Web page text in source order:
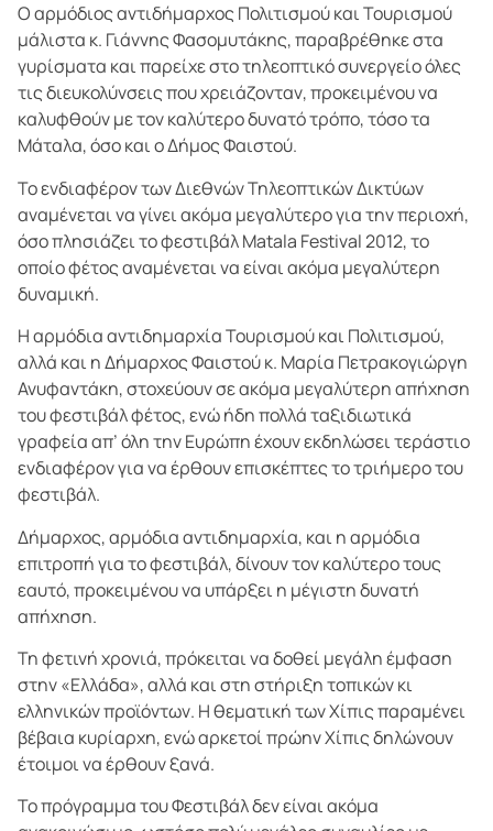
Ο αρμόδιος αντιδήμαρχος Πολιτισμού και Τουρισμού
μάλιστα κ. Γιάννης Φασομυτάκης, παραβρέθηκε στα
γυρίσματα και παρείχε στο τηλεοπτικό συνεργείο όλες
τις διευκολύνσεις που χρειάζονταν, προκειμένου να
καλυφθούν με τον καλύτερο δυνατό τρόπο, τόσο τα
Μάταλα, όσο και ο Δήμος Φαιστού.
Το ενδιαφέρον των Διεθνών Τηλεοπτικών Δικτύων
αναμένεται να γίνει ακόμα μεγαλύτερο για την περιοχή,
όσο πλησιάζει το φεστιβάλ Matala Festival 2012, το
οποίο φέτος αναμένεται να είναι ακόμα μεγαλύτερη
δυναμική.
Η αρμόδια αντιδημαρχία Τουρισμού και Πολιτισμού,
αλλά και η Δήμαρχος Φαιστού κ. Μαρία Πετρακογιώργη
Ανυφαντάκη, στοχεύουν σε ακόμα μεγαλύτερη απήχηση
του φεστιβάλ φέτος, ενώ ήδη πολλά ταξιδιωτικά
γραφεία απ’ όλη την Ευρώπη έχουν εκδηλώσει τεράστιο
ενδιαφέρον για να έρθουν επισκέπτες το τριήμερο του
φεστιβάλ.
Δήμαρχος, αρμόδια αντιδημαρχία, και η αρμόδια
επιτροπή για το φεστιβάλ, δίνουν τον καλύτερο τους
εαυτό, προκειμένου να υπάρξει η μέγιστη δυνατή
απήχηση.
Τη φετινή χρονιά, πρόκειται να δοθεί μεγάλη έμφαση
στην «Ελλάδα», αλλά και στη στήριξη τοπικών κι
ελληνικών προϊόντων. Η θεματική των Χίπις παραμένει
βέβαια κυρίαρχη, ενώ αρκετοί πρώην Χίπις δηλώνουν
έτοιμοι να έρθουν ξανά.
Το πρόγραμμα του Φεστιβάλ δεν είναι ακόμα